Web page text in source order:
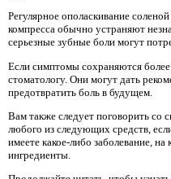
Регулярное ополаскивание
компресса обычно устраняют
серьезные зубные боли могут
Если симптомы сохраняются
стоматологу. Они могут дать
предотвратить боль в будущем.
Вам также следует поговорить со
любого из следующих средств,
имеете какое-либо заболевание,
ингредиенты.